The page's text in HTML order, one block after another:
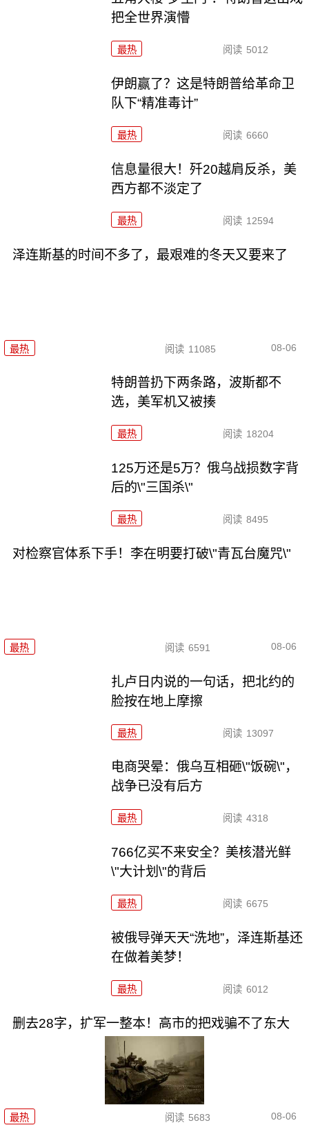
把全世界演懵
最热 阅读 5012
伊朗赢了？这是特朗普给革命卫
队下“精准毒计”
最热 阅读 6660
信息量很大！歼20越肩反杀，美
西方都不淡定了
最热 阅读 12594
泽连斯基的时间不多了，最艰难的冬天又要来了
最热 阅读 11085 08-06
特朗普扔下两条路，波斯都不
选，美军机又被揍
最热 阅读 18204
125万还是5万？俄乌战损数字背
后的\"三国杀\"
最热 阅读 8495
对检察官体系下手！李在明要打破\"青瓦台魔咒\"
最热 阅读 6591 08-06
扎卢日内说的一句话，把北约的
脸按在地上摩擦
最热 阅读 13097
电商哭晕：俄乌互相砸\"饭碗\"，
战争已没有后方
最热 阅读 4318
766亿买不来安全？美核潜光鲜
\"大计划\"的背后
最热 阅读 6675
被俄导弹天天“洗地”，泽连斯基还
在做着美梦！
最热 阅读 6012
删去28字，扩军一整本！高市的把戏骗不了东大
最热 阅读 5683 08-06